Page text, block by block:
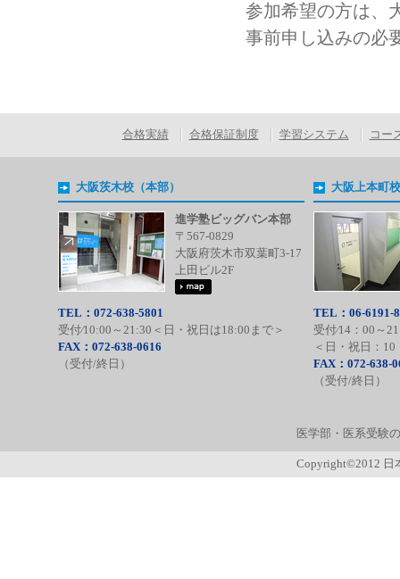
参加希望の方は、
事前申し込みの必
合格実績 合格保証制度 学習システム コー
大阪茨木校（本部）
進学塾ビッグバン本部
〒567-0829
大阪府茨木市双葉町3-17
上田ビル2F
TEL：072-638-5801
受付⁄10:00～21:30＜日・祝日は18:00まで＞
FAX：072-638-0616
（受付/終日）
大阪上本町校
TEL：06-6191-
受付⁄14：00～
＜日・祝日：
FAX：072-638-
（受付/終日）
医学部・医系受験
Copyright©2012 日